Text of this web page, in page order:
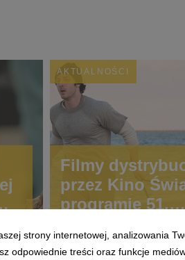
AKTUALNOŚCI
Filmy
przez Kino
programie 51.
Festiwalu
strony internetowej, analizowania
odpowiednie treści oraz funkcje